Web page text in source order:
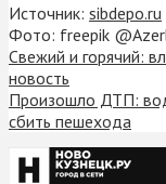
Источник: sibdepo.ru
Фото: freepik
Свежий и горячий:
новость
Произошло ДТП:
сбить пешехода